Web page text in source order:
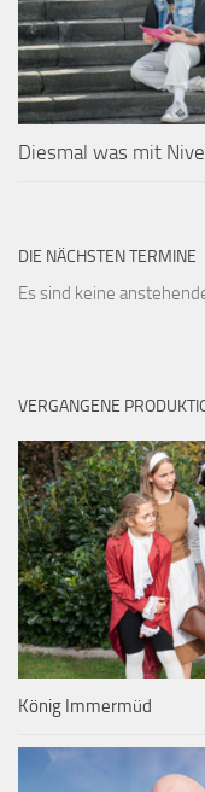
Diesmal was mit
DIE NÄCHSTEN TERMINE
Es sind keine
VERGANGENE
König Immermüd